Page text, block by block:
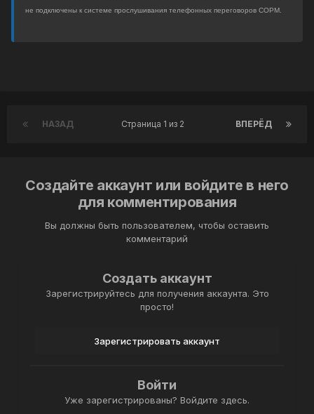
не подключены к системе прослушивания телефонных переговоров СОРМ.
НАЗАД ВПЕРЁД
Страница 1 из 2
Создайте аккаунт или войдите в него
для комментирования
Вы должны быть пользователем, чтобы оставить
комментарий
Создать аккаунт
Зарегистрируйтесь для получения аккаунта. Это
просто!
Зарегистрировать аккаунт
Войти
Уже зарегистрированы? Войдите здесь.